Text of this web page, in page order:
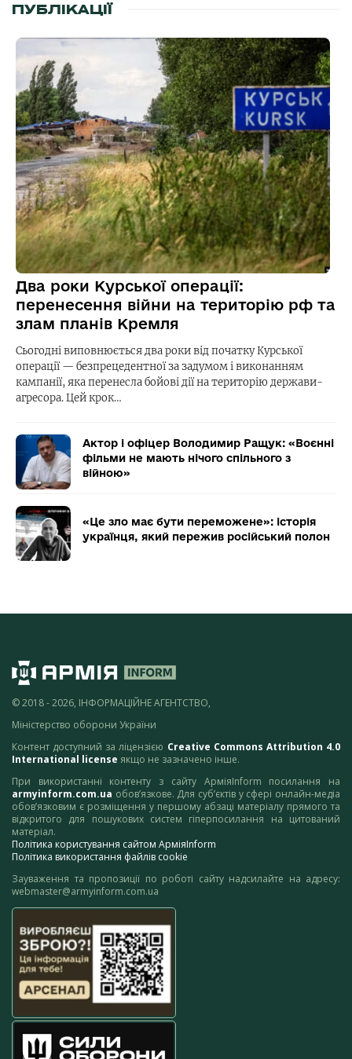
ПУБЛІКАЦІЇ
Два роки Курської операції:
перенесення війни на територію рф та
злам планів Кремля
Сьогодні виповнюється два роки від початку Курської
операції — безпрецедентної за задумом і виконанням
кампанії, яка перенесла бойові дії на територію держави-
агресора. Цей крок…
Актор і офіцер Володимир Ращук: «Воєнні
фільми не мають нічого спільного з
війною»
«Це зло має бути переможене»: історія
українця, який пережив російський полон
© 2018 - 2026, ІНФОРМАЦІЙНЕ АГЕНТСТВО,
Міністерство оборони України
Контент доступний за ліцензією Creative Commons Attribution 4.0
International license якщо не зазначено інше.
При використанні контенту з сайту АрміяInform посилання на
armyinform.com.ua обов’язкове. Для суб’єктів у сфері онлайн-медіа
обов’язковим є розміщення у першому абзаці матеріалу прямого та
відкритого для пошукових систем гіперпосилання на цитований
матеріал.
Політика користування сайтом АрміяInform
Політика використання файлів cookie
Зауваження та пропозиції по роботі сайту надсилайте на адресу:
webmaster@armyinform.com.ua